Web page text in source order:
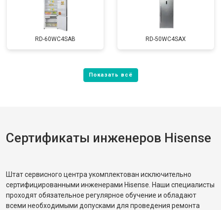
RD-60WC4SAB RD-50WC4SAX
Сертификаты инженеров Hisense
Штат сервисного центра укомплектован исключительно
сертифицированными инженерами Hisense. Наши специалисты
проходят обязательное регулярное обучение и обладают
всеми необходимыми допусками для проведения ремонта